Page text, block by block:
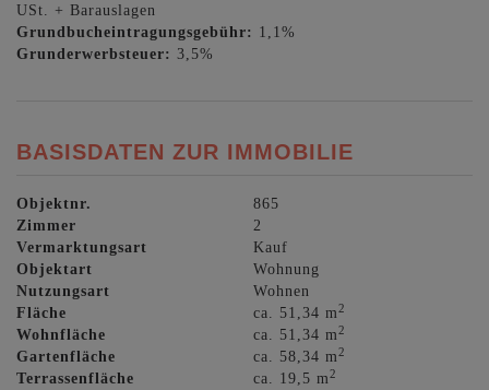
USt. + Barauslagen
Grundbucheintragungsgebühr: 1,1%
Grunderwerbsteuer: 3,5%
BASISDATEN ZUR IMMOBILIE
Objektnr.
865
Zimmer
2
Vermarktungsart
Kauf
Objektart
Wohnung
Nutzungsart
Wohnen
Fläche
ca. 51,34 m2
Wohnfläche ca. 51,34 m2
Gartenfläche ca. 58,34 m2
Terrassenfläche ca. 19,5 m2